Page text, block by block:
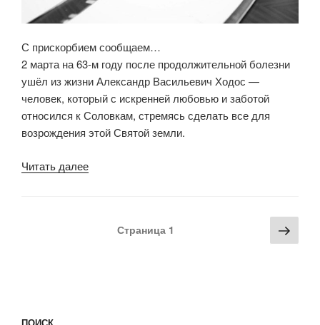
С прискорбием сообщаем…
2 марта на 63-м году после продолжительной болезни
ушёл из жизни Александр Васильевич Ходос —
человек, который с искренней любовью и заботой
относился к Соловкам, стремясь сделать все для
возрождения этой Святой земли.
Читать далее
Страница 1